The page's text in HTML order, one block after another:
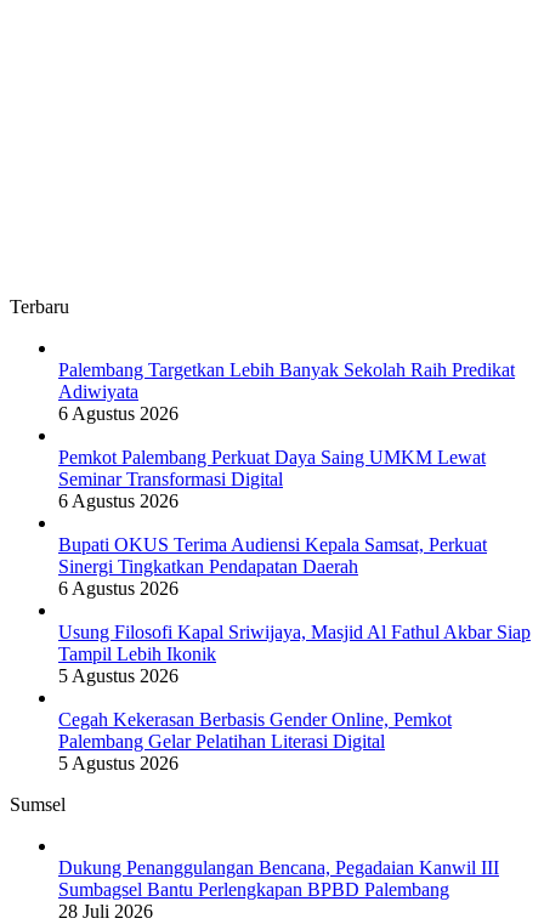
Terbaru
Palembang Targetkan Lebih Banyak Sekolah Raih Predikat
Adiwiyata
6 Agustus 2026
Pemkot Palembang Perkuat Daya Saing UMKM Lewat
Seminar Transformasi Digital
6 Agustus 2026
Bupati OKUS Terima Audiensi Kepala Samsat, Perkuat
Sinergi Tingkatkan Pendapatan Daerah
6 Agustus 2026
Usung Filosofi Kapal Sriwijaya, Masjid Al Fathul Akbar Siap
Tampil Lebih Ikonik
5 Agustus 2026
Cegah Kekerasan Berbasis Gender Online, Pemkot
Palembang Gelar Pelatihan Literasi Digital
5 Agustus 2026
Sumsel
Dukung Penanggulangan Bencana, Pegadaian Kanwil III
Sumbagsel Bantu Perlengkapan BPBD Palembang
28 Juli 2026